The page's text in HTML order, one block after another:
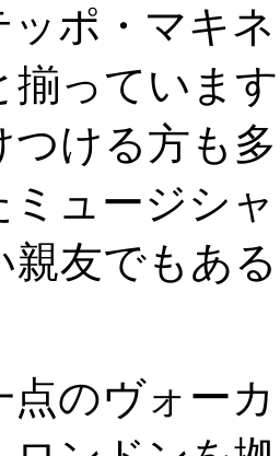
ッポ・マキ
揃っていま
つける方も
ミュージシ
親友でもあ
点のヴォー